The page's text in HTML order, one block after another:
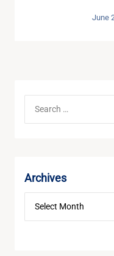
June
Archives